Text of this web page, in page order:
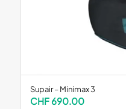
Supair – Minimax 3
CHF690.00